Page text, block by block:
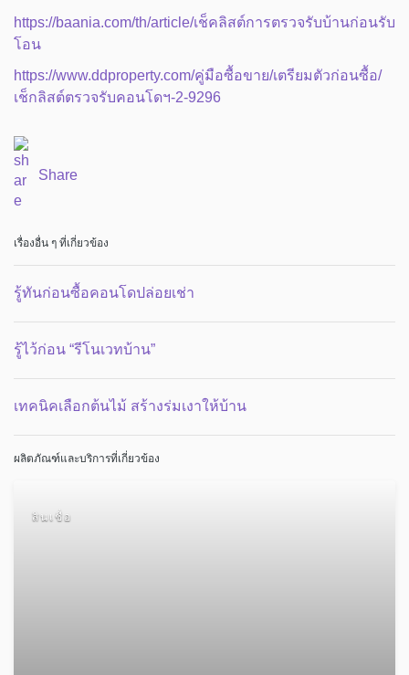
https://baania.com/th/article/เช็คลิสต์การตรวจรับบ้านก่อนรับ
โอน
https://www.ddproperty.com/คู่มือซื้อขาย/เตรียมตัวก่อนซื้อ/
เช็กลิสต์ตรวจรับคอนโดฯ-2-9296
Share
เรื่องอื่น ๆ ที่เกี่ยวข้อง
รู้ทันก่อนซื้อคอนโดปล่อยเช่า
รู้ไว้ก่อน “รีโนเวทบ้าน”
เทคนิคเลือกต้นไม้ สร้างร่มเงาให้บ้าน
ผลิตภัณฑ์และบริการที่เกี่ยวข้อง
สินเชื่อ